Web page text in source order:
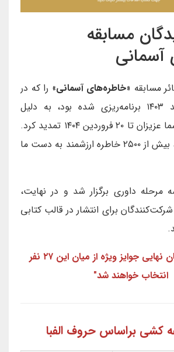
مسابقه
آسمانی
مسابقه «خاطره‌های آسمانی» را که در
ابتدا تا ۲۰ اسفند ۱۴۰۳ برنامه‌ریزی شده بود، به دلیل
استقبال گسترده شما عزیزان تا ۲۰ فروردین ۱۴۰۴ تمدید کرد.
در پایان این دوره، بیش از ۲۵۰۰ خاطره ارزشمند به دست ما
مرحله داوری برگزار شد و در نهایت،
نفر از شرکت‌کنندگان برای انتشار در قالب کتابی
"به زودی برندگان نهایی جوایز ویژه از میان این ۲۷ نفر
انتخاب خواهند شد"
کشی براساس حروف الفبا